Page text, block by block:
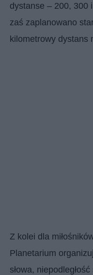
dystanse – 200, 300
zaś zaplanowano
kilometrowy dystans
Z kolei dla
Planetarium
słowa,